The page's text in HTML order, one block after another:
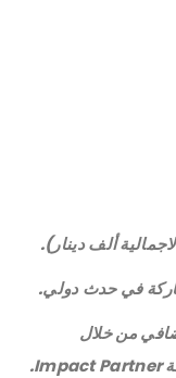
في حدث دولي.
من خلال